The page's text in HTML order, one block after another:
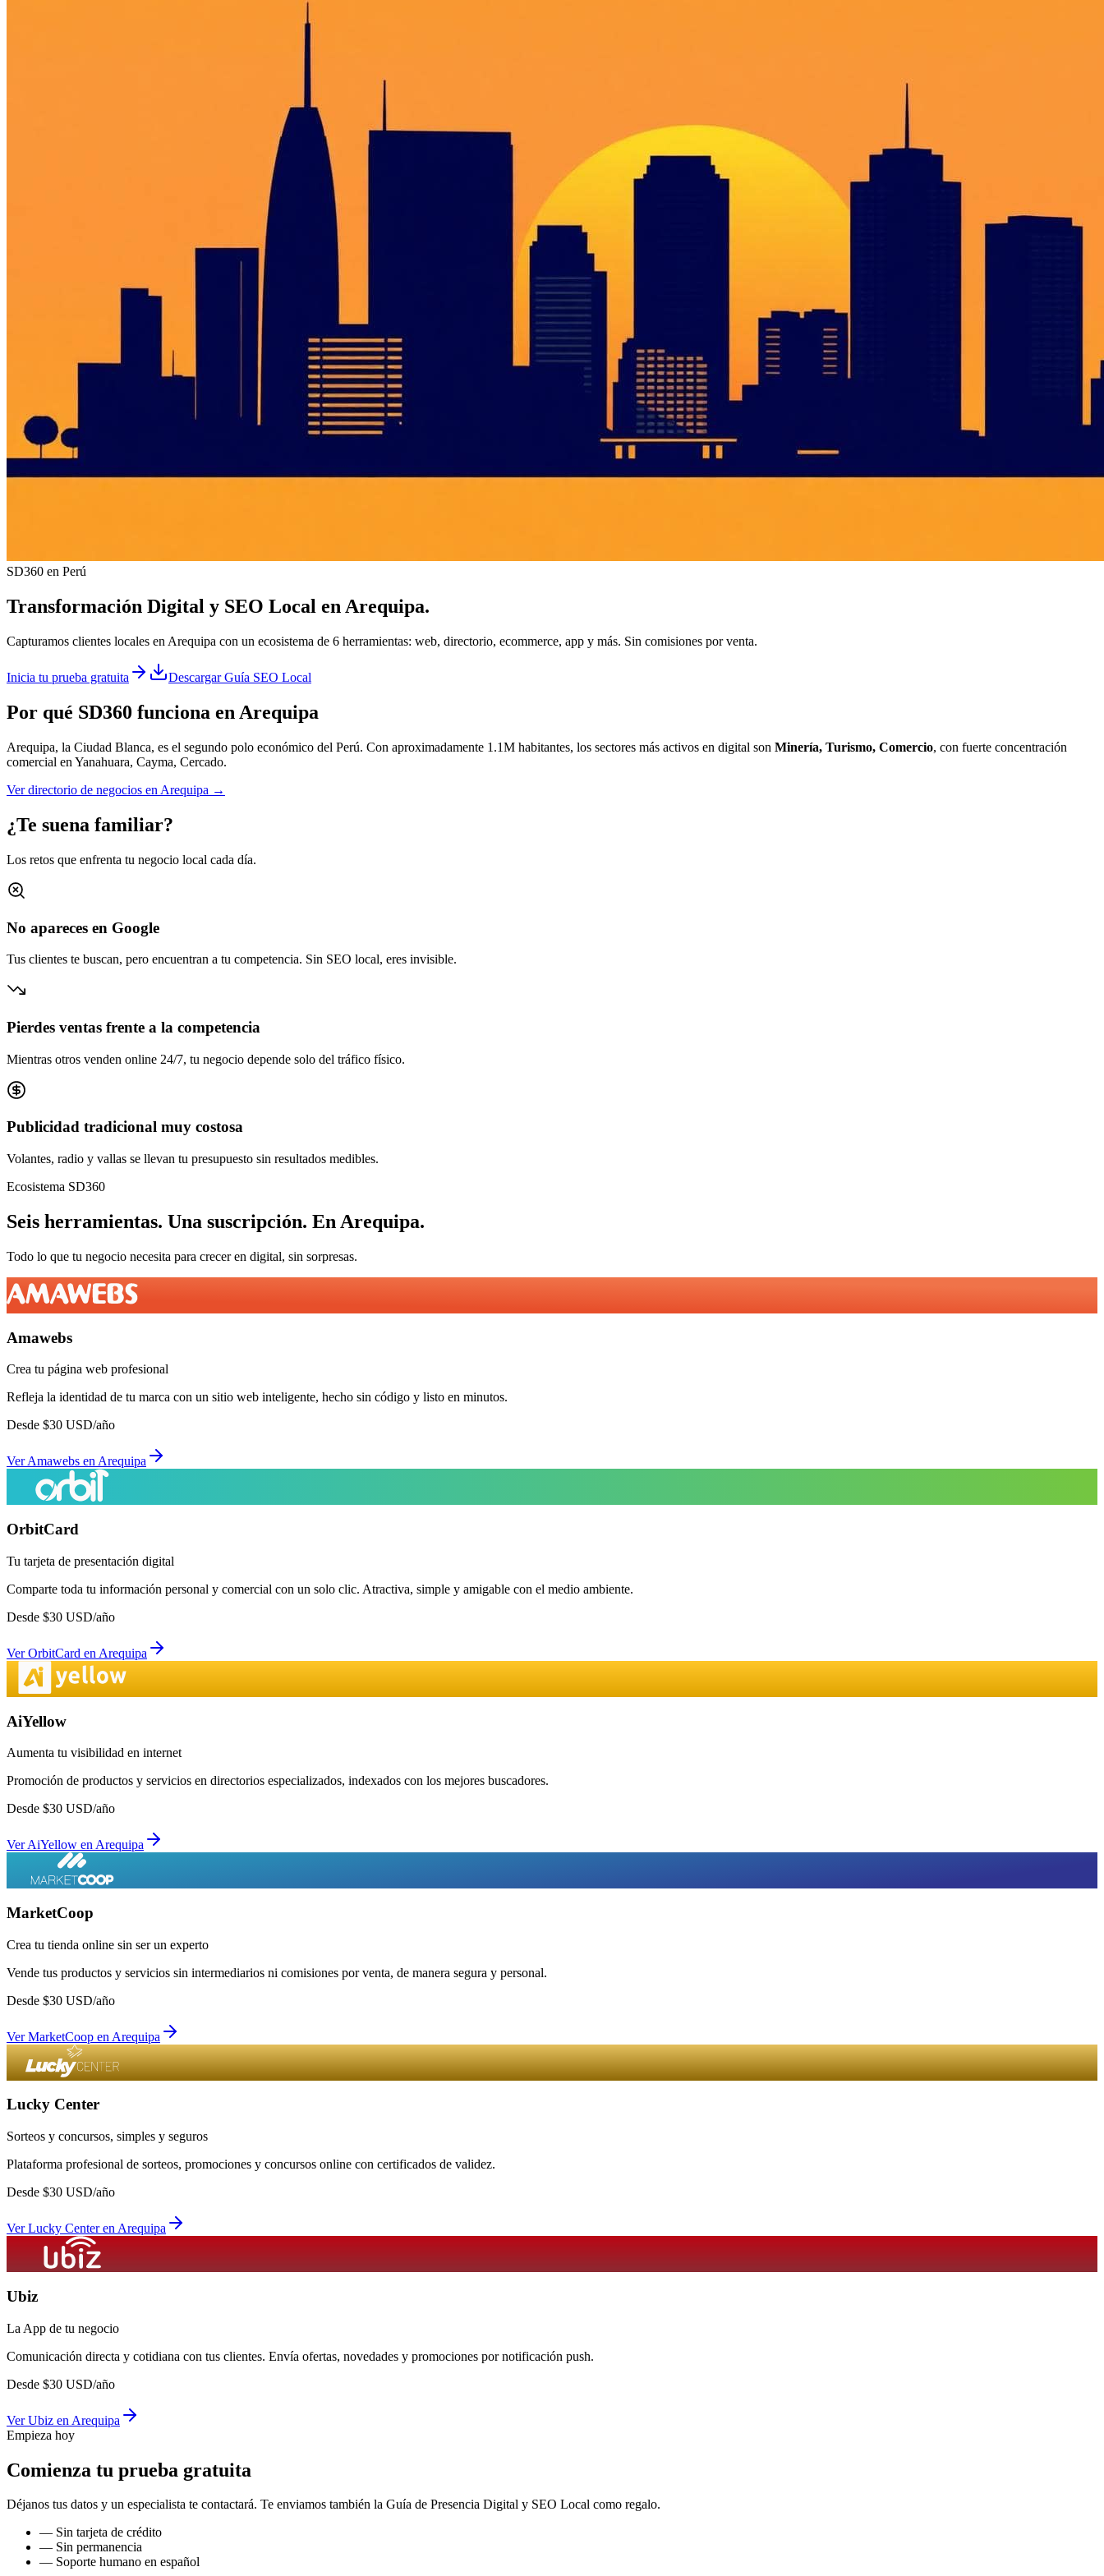
SD360 en Perú
Transformación Digital y SEO Local enArequipa.
Capturamos clientes locales en Arequipa con un ecosistema de 6 herramientas: web, directorio, ecommerce, app y más. Sin comisiones por venta.
Inicia tu prueba gratuita Descargar Guía SEO Local
Por qué SD360 funciona en Arequipa
Arequipa, la Ciudad Blanca, es el segundo polo económico del Perú. Con aproximadamente 1.1M habitantes, los sectores más activos en digital son Minería, Turismo, Comercio, con fuerte concentración
comercial en Yanahuara, Cayma, Cercado.
Ver directorio de negocios en Arequipa →
¿Te suena familiar?
Los retos que enfrenta tu negocio local cada día.
No apareces en Google
Tus clientes te buscan, pero encuentran a tu competencia. Sin SEO local, eres invisible.
Pierdes ventas frente a la competencia
Mientras otros venden online 24/7, tu negocio depende solo del tráfico físico.
Publicidad tradicional muy costosa
Volantes, radio y vallas se llevan tu presupuesto sin resultados medibles.
Ecosistema SD360
Seis herramientas. Una suscripción. En Arequipa.
Todo lo que tu negocio necesita para crecer en digital, sin sorpresas.
Amawebs
Crea tu página web profesional
Refleja la identidad de tu marca con un sitio web inteligente, hecho sin código y listo en minutos.
Desde $30 USD/año
VerAmawebs enArequipa
OrbitCard
Tu tarjeta de presentación digital
Comparte toda tu información personal y comercial con un solo clic. Atractiva, simple y amigable con el medio ambiente.
Desde $30 USD/año
VerOrbitCard en Arequipa
AiYellow
Aumenta tu visibilidad en internet
Promoción de productos y servicios en directorios especializados, indexados con los mejores buscadores.
Desde $30 USD/año
VerAiYellow en Arequipa
MarketCoop
Crea tu tienda online sin ser un experto
Vende tus productos y servicios sin intermediarios ni comisiones por venta, de manera segura y personal.
Desde $30 USD/año
VerMarketCoop en Arequipa
Lucky Center
Sorteos y concursos, simples y seguros
Plataforma profesional de sorteos, promociones y concursos online con certificados de validez.
Desde $30 USD/año
VerLucky Centeren Arequipa
Ubiz
La App de tu negocio
Comunicación directa y cotidiana con tus clientes. Envía ofertas, novedades y promociones por notificación push.
Desde $30 USD/año
VerUbiz en Arequipa
Empieza hoy
Comienza tu prueba gratuita
Déjanos tus datos y un especialista te contactará. Te enviamos también la Guía de Presencia Digital y SEO Local como regalo.
— Sin tarjeta de crédito
— Sin permanencia
— Soporte humano en español